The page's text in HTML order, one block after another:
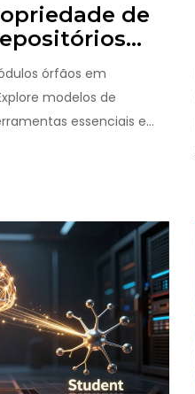
de
órfãos em
modelos de
essenciais e
para garantir